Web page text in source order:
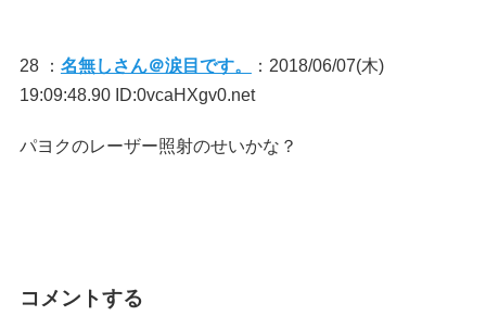
28 ： 名無しさん＠涙目です。
：2018/06/07(木)
19:09:48.90 ID:0vcaHXgv0.net
パヨクのレーザー照射のせいかな？
コメントする